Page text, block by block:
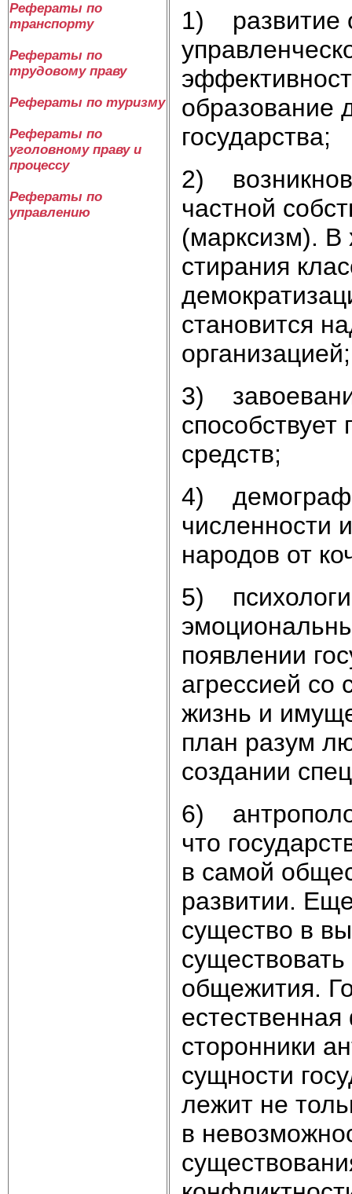
Рефераты по
транспорту
Рефераты по
трудовому праву
Рефераты по туризму
Рефераты по
уголовному праву и
процессу
Рефераты по
управлению
1) развитие
образование
государства;
2)
частной
(марксизм). В
стирания
становится
организацией;
3)
средств;
4)
численности
народов от
5)
появлении
агрессией со
жизнь и
план разум
создании
6)
что
в самой
развитии.
существо в
общежития.
сторонники
сущности
лежит не
в